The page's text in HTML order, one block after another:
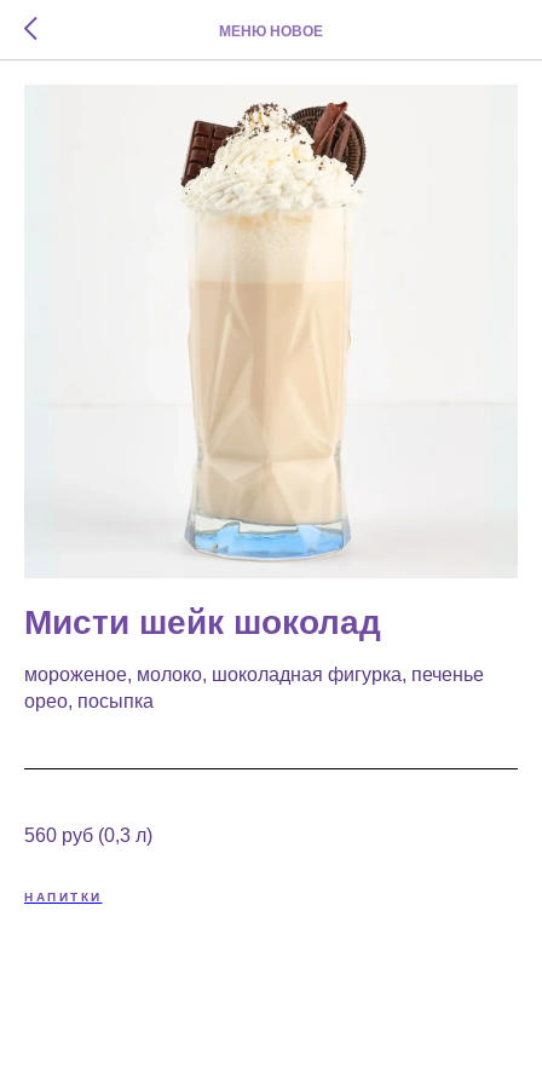
МЕНЮ НОВОЕ
Мисти шейк шоколад
мороженое, молоко, шоколадная фигурка, печенье
орео, посыпка
560 руб (0,3 л)
НАПИТКИ